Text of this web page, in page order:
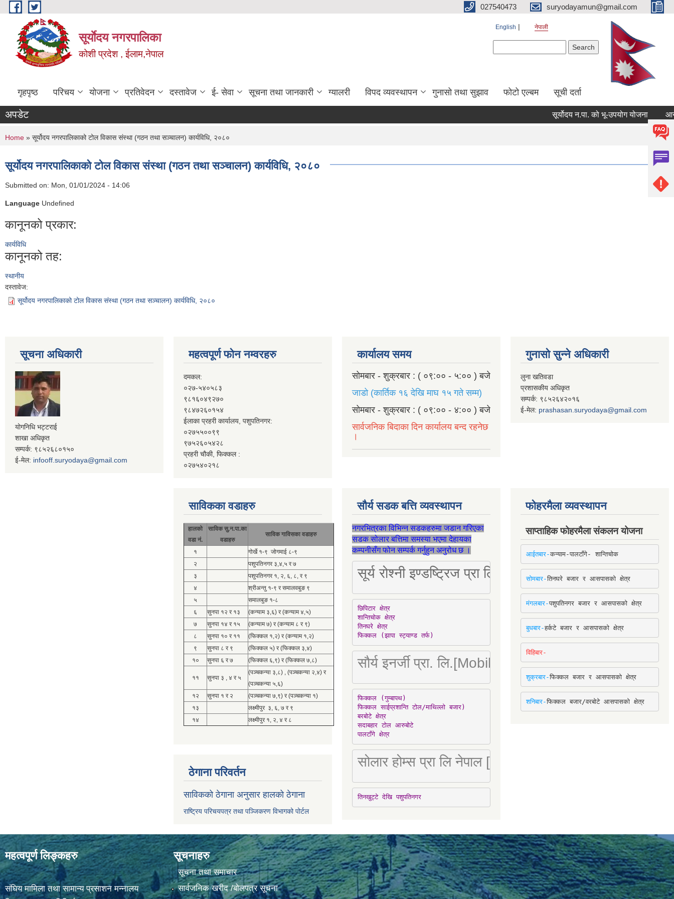
Skip to main content 027540473 suryodayamun@gmail.com
सूर्याेदय नगरपालिका
कोशी प्रदेश , ईलाम,नेपाल
English नेपाली
गृहपृष्ठ परिचय योजना प्रतिवेदन दस्तावेज ई- सेवा सूचना तथा जानकारी ग्यालरी विपद व्यवस्थापन गुनासो तथा सुझाव फोटो एल्बम सूची दर्ता
अपडेट सूर्योदय न.पा. को भू-उपयोग योजना
You are here
Home » सूर्योदय नगरपालिकाको टोल विकास संस्था (गठन तथा सञ्चालन) कार्यविधि, २०८०
सूर्योदय नगरपालिकाको टोल विकास संस्था (गठन तथा सञ्चालन) कार्यविधि, २०८०
Submitted on: Mon, 01/01/2024 - 14:06
Language Undefined
कानूनको प्रकार:
कार्यविधि
कानूनको तह:
स्थानीय
दस्तावेज:
सूर्योदय नगरपालिकाको टोल विकास संस्था (गठन तथा सञ्चालन) कार्यविधि, २०८०
सूचना अधिकारी
योगनिधि भट्टराई
शाखा अधिकृत
सम्पर्क: ९८५२६८०१५०
ई-मेल: infooff.suryodaya@gmail.com
महत्वपूर्ण फोन नम्वरहरु
दमकल:
०२७-५४०५८३
९८१६०४९२७०
९८४७२६०१५४
ईलाका प्रहरी कार्यालय, पशुपतिनगर:
०२७५५००९९
९७५२६०५४२८
प्रहरी चौकी, फिक्कल :
०२७५४०२१८
कार्यालय समय
सोमबार - शुक्रबार : ( ०९:०० - ५:०० ) बजे
जाडो (कार्तिक १६ देखि माघ १५ गते सम्म)
सोमबार - शुक्रबार : ( ०९:०० - ४:०० ) बजे
सार्वजनिक बिदाका दिन कार्यालय बन्द रहनेछ
।
गुनासो सुन्ने अधिकारी
लुना खतिवडा
प्रशासकीय अधिकृत
सम्पर्क: ९८५२६४२०१६
ई-मेल: prashasan.suryodaya@gmail.com
साविकका वडाहरु
हालको
वडा नं.
साविक सु.न.पा.का
वडाहरु
साविक गाविसका वडाहरु
१
गोर्खे १-९ जोगमाई ८-९
२
पशुपतिनगर ३,४,५ र ७
३
पशुपतिनगर १, २, ६, ८, र ९
४
श्रीअन्तु १-९ र समालवबुङ ९
५
समालबुङ १-८
६
सुनपा १२ र १३
(कन्याम ३,६) र (कन्याम ४,५)
७
सुनपा १४ र १५
(कन्याम ७) र (कन्याम ८ र ९)
८
सुनपा १० र ११
(फिक्कल १,२) र (कन्याम १,२)
९
सुनपा ८ र ९
(फिक्कल ५) र (फिक्कल ३,४)
१०
सुनपा ६ र ७ (फिक्कल ६,९) र (फिक्कल ७,८)
११ सुनपा ३ , ४ र ५
(पञ्चकन्या ३,८) , (पञ्चकन्या २,४) र
(पञ्चकन्या ५,६)
१२
सुनपा १ र २
(पञ्चकन्या ७,९) र (पञ्चकन्या १)
१३
लक्ष्मीपुर ३, ६, ७ र ९
१४
लक्ष्मीपुर १, २, ४ र ८
ठेगाना परिवर्तन
साविकको ठेगाना अनुसार हालको ठेगाना
राष्ट्रिय परिचयपत्र तथा पञ्जिकरण विभागको पोर्टल
सौर्य सडक बत्ति व्यवस्थापन
नगरभित्रका विभिन्न सडकहरुमा जडान गरिएका
सडक सोलार बत्तिमा समस्या भएमा देहायका
कम्पनीसँग फोन सम्पर्क गर्नुहुन अनुरोध छ ।
सूर्य रोश्नी इण्डष्ट्रिज प्रा लि [Mobile: 9851034034]
छिपिटार क्षेत्र
शान्तिचोक क्षेत्र
तिनघरे क्षेत्र
फिक्कल (झापा स्ट्याण्ड तर्फ)
सौर्य इनर्जी प्रा. लि.[Mobile : 9842780266]
फिक्कल (गुम्बापथ)
फिक्कल साईप्रशान्ति टोल/माथिल्लो बजार)
बरबोटे क्षेत्र
सदाबहार टोल आरुबोटे
पालटाँगे क्षेत्र
सोलार होम्स प्रा लि नेपाल [Mobile : 9851066274]
तिनखुट्टे देखि पशुपतिनगर
फोहरमैला व्यवस्थापन
साप्ताहिक फोहरमैला संकलन योजना
आईतबार-कन्याम-पालटाँगे- शान्तिचोक
सोमबार-तिनघरे बजार र आसपासको क्षेत्र
मंगलबार-पशुपतिनगर बजार र आसपासको क्षेत्र
बुधबार-हर्कटे बजार र आसपासको क्षेत्र
विहिबार-
शुक्रबार-फिक्कल बजार र आसपासको क्षेत्र
शनिबार-फिक्कल बजार/वरबोटे आसपासको क्षेत्र
महत्वपूर्ण लिङ्कहरु
संघिय मामिला तथा सामान्य प्रसाशन मन्नालय
सूचनाहरु
सूचना तथा समाचार
सार्वजनिक खरीद /बोलपत्र सूचना